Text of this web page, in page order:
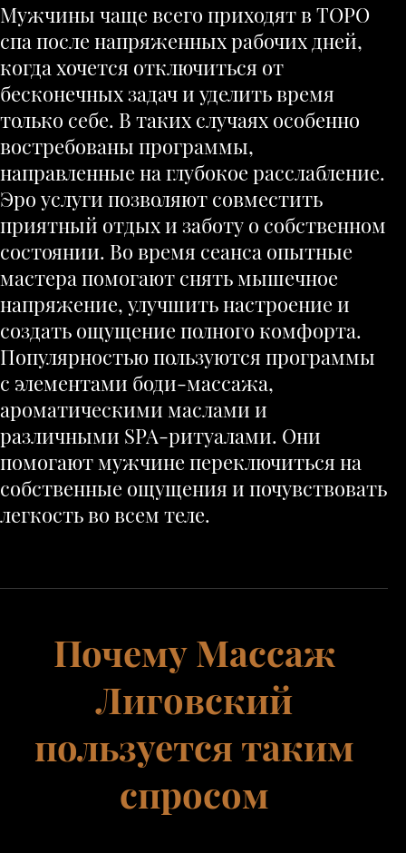
Мужчины чаще всего приходят в ТОРО
спа после напряженных рабочих дней,
когда хочется отключиться от
бесконечных задач и уделить время
только себе. В таких случаях особенно
востребованы программы,
направленные на глубокое расслабление.
Эро услуги позволяют совместить
приятный отдых и заботу о собственном
состоянии. Во время сеанса опытные
мастера помогают снять мышечное
напряжение, улучшить настроение и
создать ощущение полного комфорта.
Популярностью пользуются программы
с элементами боди-массажа,
ароматическими маслами и
различными SPA-ритуалами. Они
помогают мужчине переключиться на
собственные ощущения и почувствовать
легкость во всем теле.
Почему Массаж
Лиговский
пользуется таким
спросом